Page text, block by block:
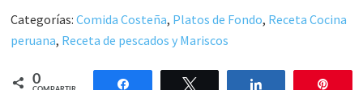
Categorías:Comida Costeña, Platos de Fondo, Receta Cocina
peruana, Receta de pescados y Mariscos
0 Compartir Compartir